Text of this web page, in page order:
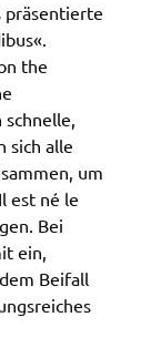
präsentierte
the
sich alle
um
est né le
Bei
ein,
Beifall